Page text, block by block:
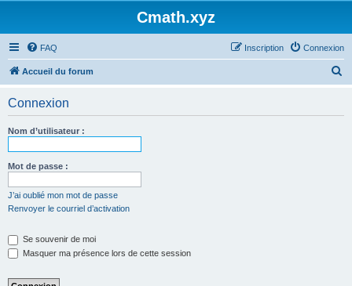
Cmath.xyz
FAQ Connexion
Inscription
Accueil du forum
Connexion
Nom d’utilisateur :
Mot de passe :
J’ai oublié mon mot de passe
Renvoyer le courriel d’activation
Se souvenir de moi
Masquer ma présence lors de cette session